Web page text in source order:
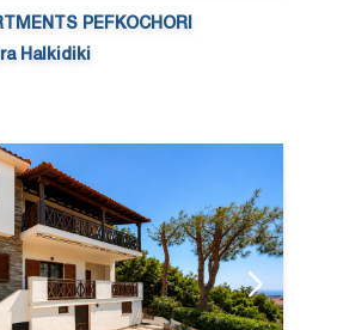
PEFKOCHORI
Halkidiki